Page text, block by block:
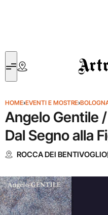
Artribune
HOME›EVENTI E MOSTRE›
Angelo Gentile
Dal Segno alla
ROCCA DEI BENTIVOGLIO